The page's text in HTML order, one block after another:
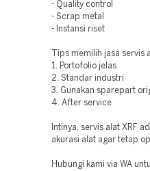
- Quality control
- Scrap metal
- Instansi riset
Tips memilih jasa servis
1. Portofolio jelas
2. Standar industri
3. Gunakan sparepart
4. After service
Intinya, servis alat XRF
akurasi alat agar tetap
Hubungi kami via WA